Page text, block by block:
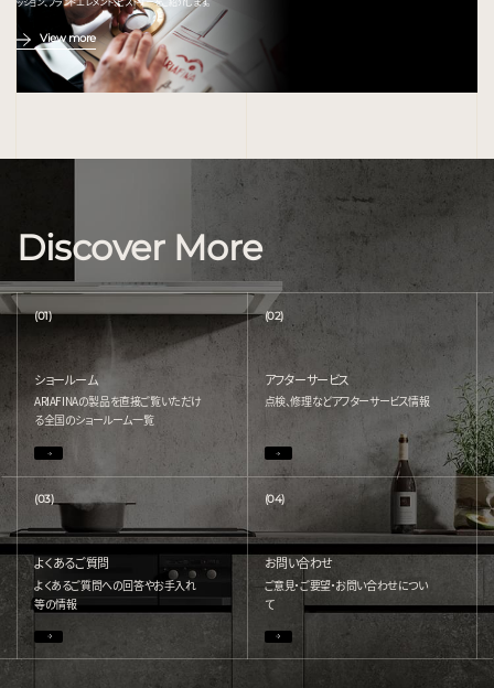
View more
Discover More
(01)
ショールーム
ARIAFINAの製品を直接ご覧いただけ
る全国のショールーム一覧
(02)
アフターサービス
点検、修理などアフターサービス情報
(03)
よくあるご質問
よくあるご質問への回答やお手入れ
等の情報
(04)
お問い合わせ
ご意見・ご要望・お問い合わせについ
て